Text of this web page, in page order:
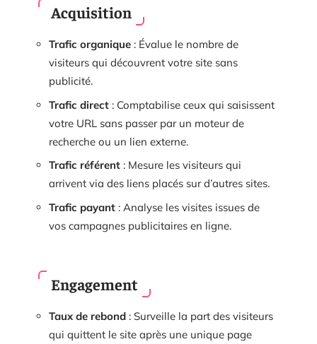
Acquisition
Trafic organique : Évalue le nombre de
visiteurs qui découvrent votre site sans
publicité.
Trafic direct : Comptabilise ceux qui saisissent
votre URL sans passer par un moteur de
recherche ou un lien externe.
Trafic référent : Mesure les visiteurs qui
arrivent via des liens placés sur d’autres sites.
Trafic payant : Analyse les visites issues de
vos campagnes publicitaires en ligne.
Engagement
Taux de rebond : Surveille la part des visiteurs
qui quittent le site après une unique page